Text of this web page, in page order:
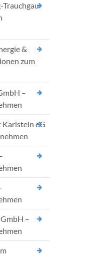
Trauchgau
&
zum
–
eG
–